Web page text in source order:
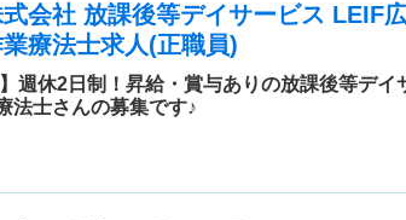
会社 放課後等デイサービス LEIF
療法士求人(正職員)
】週休2日制！昇給・賞与ありの放課後等デイ
法士さんの募集です♪